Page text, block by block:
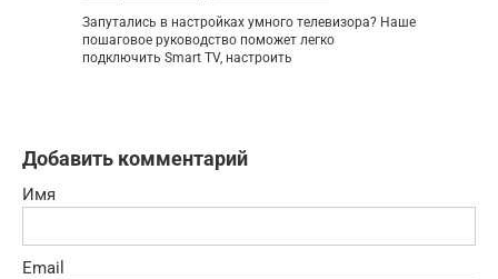
Запутались в настройках умного телевизора? Наше
пошаговое руководство поможет легко
подключить Smart TV, настроить
Добавить комментарий
Имя
Email